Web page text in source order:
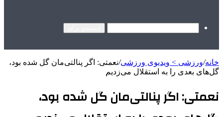
خانه/ورزشی > ویدیوی ورزشی/نعمتی: اگر پنالتی‌مان گل شده بود،
گل‌های بعدی را به استقلال می‌زدیم
نعمتی: اگر پنالتی‌مان گل شده بود،